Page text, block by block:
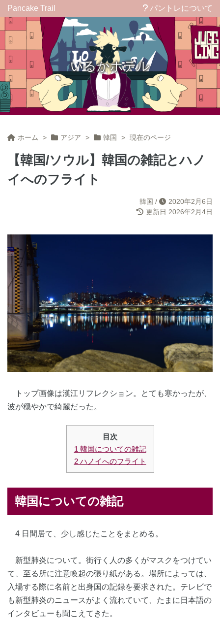
Pancake Trail パントレについて
いるかホテル
ホーム > アジア > 韓国 > 現在のページ
【韓国/ソウル】韓国の雑記とハノ
イへのフライト
韓国 /
2020年2月6日
更新日 2026年2月4日
トップ画像は漢江リフレクション。とても寒かったが、
波が穏やかで綺麗だった。
目次
1 韓国についての雑記
2 ハノイへのフライト
韓国についての雑記
4 日間居て、少し感じたことをまとめる。
新型肺炎について。街行く人の多くがマスクをつけてい
て、至る所に注意喚起の張り紙がある。場所によっては、
入場する際に名前と出身国の記録を要求された。テレビで
も新型肺炎のニュースがよく流れていて、たまに日本語の
インタビューも聞こえてきた。